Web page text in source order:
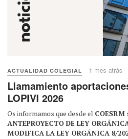
ACTUALIDAD COLEGIAL 1 mes atrás
Llamamiento
LOPIVI 2026
Os informamos que desde el COESRM
ANTEPROYECTO DE LEY
MODIFICA LA LEY ORGÁNICA 8/